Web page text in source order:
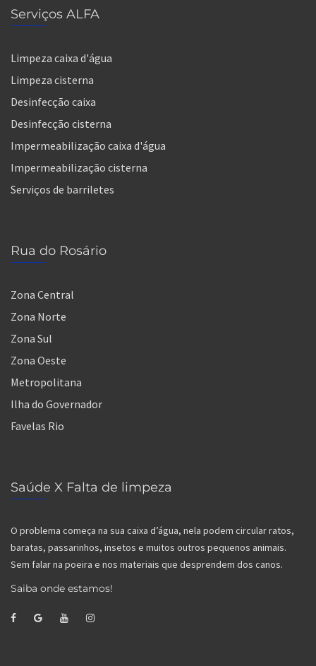
Serviços ALFA
Limpeza caixa d'água
Limpeza cisterna
Desinfecção caixa
Desinfecção cisterna
Impermeabilização caixa d'água
Impermeabilização cisterna
Serviços de barriletes
Rua do Rosário
Zona Central
Zona Norte
Zona Sul
Zona Oeste
Metropolitana
Ilha do Governador
Favelas Rio
Saúde X Falta de limpeza
O problema começa na sua caixa d’água, nela podem circular ratos,
baratas, passarinhos, insetos e muitos outros pequenos animais.
Sem falar na poeira e nos materiais que desprendem dos canos.
Saiba onde estamos!